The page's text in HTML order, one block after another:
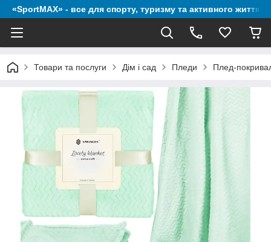
«SportMAX» - все для спорту, туризму та активного життя
Товари та послуги Дім і сад Пледи Плед-